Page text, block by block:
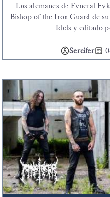
Los alemanes de Fvneral
Bishop of the Iron Guard de
Idols y editado
Sercifer